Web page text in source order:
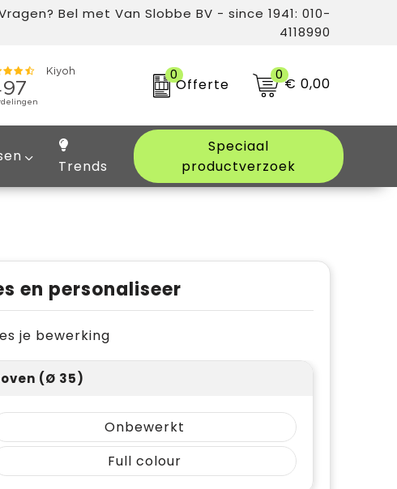
Bel met Van Slobbe BV - since 1941: 010-
4118990
0
Offerte
0€ 0,00
Trends
Speciaal
productverzoek
en personaliseer
je bewerking
(Ø 35)
Onbewerkt
Full colour